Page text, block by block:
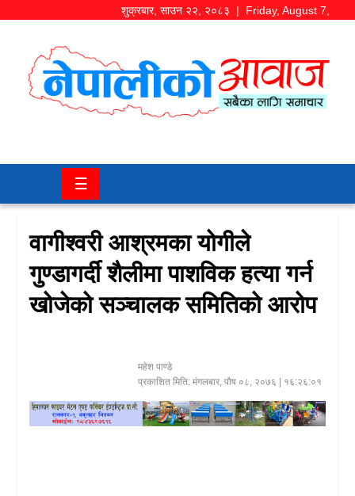
शुक्रबार, साउन २२, २०८३ | Friday, August 7,
समाज/
चितवन
मनोरञ्जन
अर्थ/
बजार
प्रदेश
☰
वागीश्वरी आश्रमका योगीले
गुण्डागर्दी शैलीमा पाशविक हत्या गर्न
खोजेको सञ्चालक समितिको आरोप
महेश पाण्डे
प्रकाशित मिति: मंगलबार, पौष ०८, २०७६ | १६:२६:०१